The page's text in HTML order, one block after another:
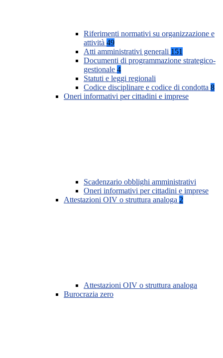
Riferimenti normativi su organizzazione e
attività 49
Atti amministrativi generali 151
Documenti di programmazione strategico-
gestionale 4
Statuti e leggi regionali
Codice disciplinare e codice di condotta 8
Oneri informativi per cittadini e imprese
Scadenzario obblighi amministrativi
Oneri informativi per cittadini e imprese
Attestazioni OIV o struttura analoga 2
Attestazioni OIV o struttura analoga
Burocrazia zero